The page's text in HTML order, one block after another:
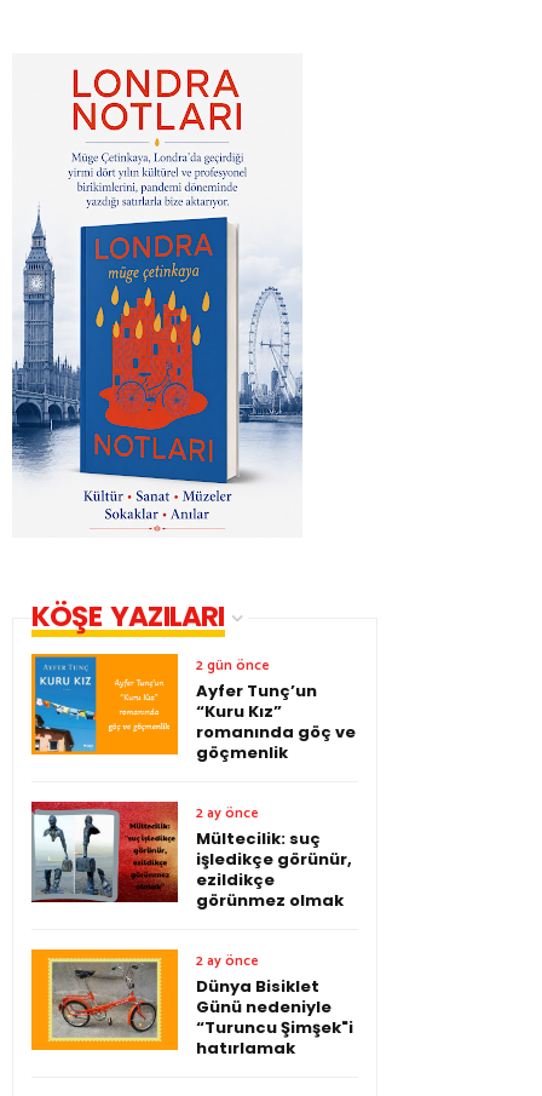
KÖŞE YAZILARI
2 gün önce
Ayfer Tunç’un
“Kuru Kız”
romanında göç ve
göçmenlik
2 ay önce
Mültecilik: suç
işledikçe görünür,
ezildikçe
görünmez olmak
2 ay önce
Dünya Bisiklet
Günü nedeniyle
“Turuncu Şimşek"i
hatırlamak